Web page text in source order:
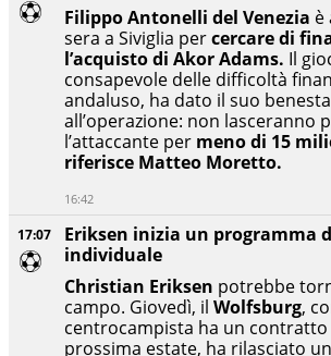
17:07
Eriksen inizia un programma
individuale
Christian Eriksen potrebbe
campo. Giovedì, il Wolfsburg,
centrocampista ha un contratto
prossima estate, ha rilasciato
Filippo Antonelli del Venezia è
sera a Siviglia percercare di
l’acquisto di Akor Adams. Il
consapevole delle difficoltà
andaluso, ha dato il suo
all’operazione: non lasceranno
l’attaccante per meno di 15
riferisce Matteo Moretto.
16:42